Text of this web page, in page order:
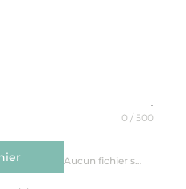
0 / 500
Aucun fichier sélectionné